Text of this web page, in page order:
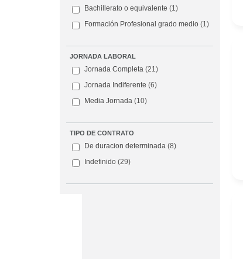
Bachillerato o equivalente (1)
Formación Profesional grado medio (1)
JORNADA LABORAL
Jornada Completa (21)
Jornada Indiferente (6)
Media Jornada (10)
TIPO DE CONTRATO
De duracion determinada (8)
Indefinido (29)